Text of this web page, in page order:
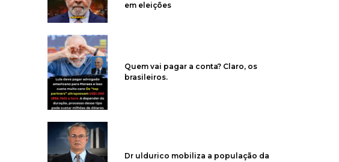
em eleições
Quem vai pagar a conta? Claro, os
brasileiros.
Dr uldurico mobiliza a população da